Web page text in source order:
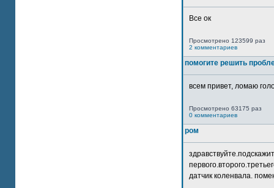
Все ок
Просмотрено 123599 раз
2 комментариев
помогите решить
всем привет, ломаю
Просмотрено 63175 раз
0 комментариев
ром
датчик коленвала.